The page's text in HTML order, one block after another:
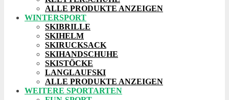
ALLE PRODUKTE ANZEIGEN
WINTERSPORT
SKIBRILLE
SKIHELM
SKIRUCKSACK
SKIHANDSCHUHE
SKISTÖCKE
LANGLAUFSKI
ALLE PRODUKTE ANZEIGEN
WEITERE SPORTARTEN